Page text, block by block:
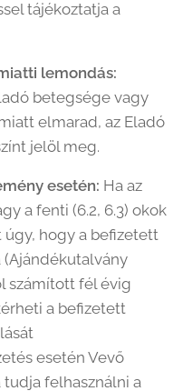
tájékoztatja a
lemondás:
betegsége vagy
elmarad, az Eladó
jelöl meg.
esetén: Ha az
a fenti (6.2, 6.3) okok
hogy a befizetett
számított fél évig
a befizetett
esetén Vevő
felhasználni a